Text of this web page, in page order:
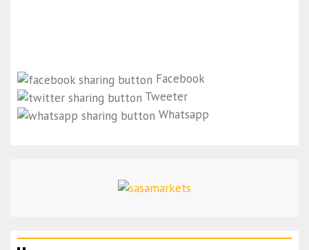
Facebook
Tweeter
Whatsapp